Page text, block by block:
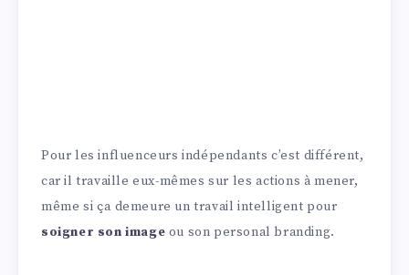
Pour les influenceurs indépendants c’est différent,
car il travaille eux-mêmes sur les actions à mener,
même si ça demeure un travail intelligent pour
soigner son image ou son personal branding.